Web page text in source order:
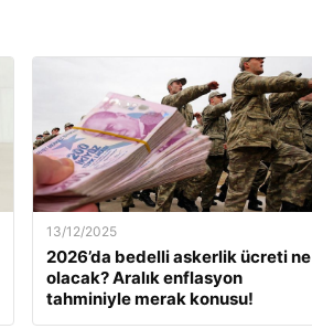
13/12/2025
2026’da bedelli askerlik ücreti ne
olacak? Aralık enflasyon
tahminiyle merak konusu!